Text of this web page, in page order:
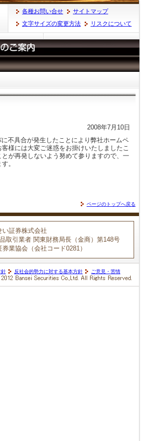
各種お問い合せ
サイトマップ
文字サイズの変更方法
リスクについて
2008年7月10日
不具合が発生したことにより弊社ホームペ
様には大変ご迷惑をお掛けいたしましたこ
が再発しないよう努めて参りますので、一
。
ページのトップへ戻る
い証券株式会社
取引業者 関東財務局長（金商）第148号
券業協会（会社コード0281）
針 反社会的勢力に対する基本方針 ご意見・苦情